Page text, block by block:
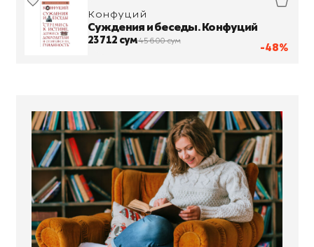
-48%
Конфуций
Суждения и беседы. Конфуций
23 712 сум45 600 сум